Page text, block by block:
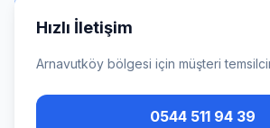
Hızlı İletişim
Arnavutköy bölgesi için müşteri
0544 511 94 39